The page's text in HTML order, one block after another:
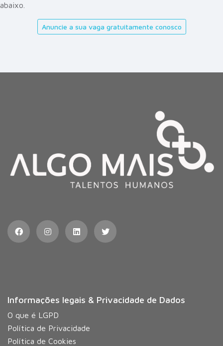
abaixo.
Anuncie a sua vaga gratuitamente conosco
Informações legais & Privacidade de Dados
O que é LGPD
Política de Privacidade
Política de Cookies